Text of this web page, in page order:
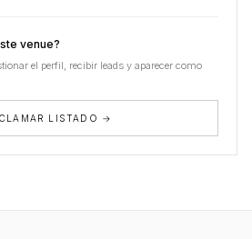
venue?
el perfil, recibir leads y aparecer como
LISTADO →